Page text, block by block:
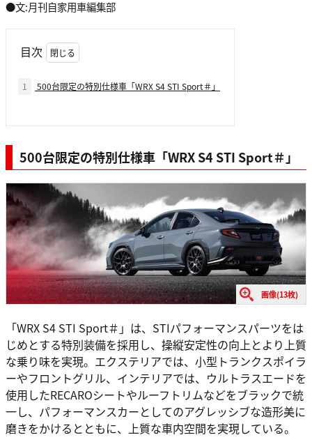
●文:月刊自家用車編集部
目次
1 500台限定の特別仕様車「WRX S4 STI Sport＃」
500台限定の特別仕様車「WRX S4 STI Sport＃」
画像(13枚)
「WRX S4 STI Sport＃」は、STIパフォーマンスパーツをは
じめとする特別装備を採用し、操縦安定性の向上とより上質
な乗り味を実現。エクステリアでは、小型トランクスポイラ
ーやフロントグリル、インテリアでは、ウルトラスエードを
使用したRECAROシートやルーフトリムなどをブラックで統
一し、パフォーマンスカーとしてのアグレッシブな造形美に
磨きをかけるとともに、上質な車内空間を実現している。